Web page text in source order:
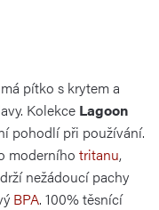
pítko s krytem a
Kolekce Lagoon
pohodlí při používání.
moderního tritanu,
nežádoucí pachy
BPA. 100% těsnící